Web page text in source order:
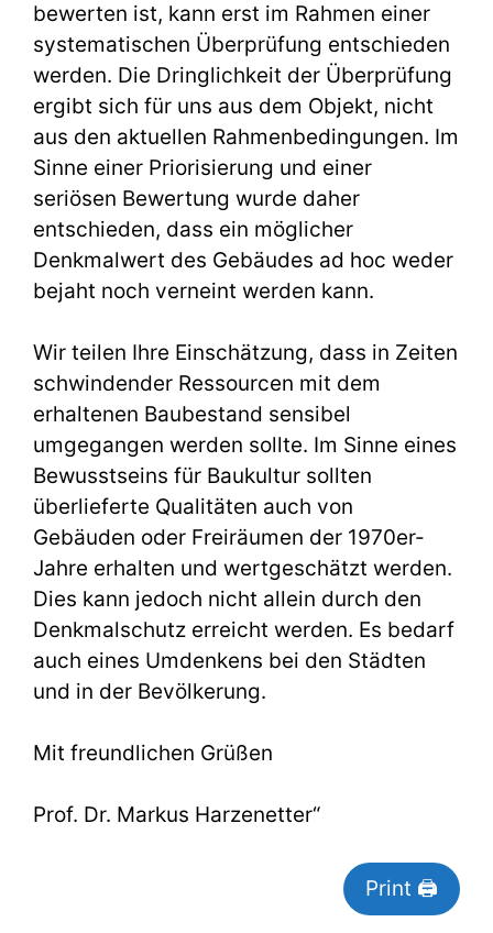
bewerten ist, kann erst im Rahmen einer
systematischen Überprüfung entschieden
werden. Die Dringlichkeit der Überprüfung
ergibt sich für uns aus dem Objekt, nicht
aus den aktuellen Rahmenbedingungen. Im
Sinne einer Priorisierung und einer
seriösen Bewertung wurde daher
entschieden, dass ein möglicher
Denkmalwert des Gebäudes ad hoc weder
bejaht noch verneint werden kann.
Wir teilen Ihre Einschätzung, dass in Zeiten
schwindender Ressourcen mit dem
erhaltenen Baubestand sensibel
umgegangen werden sollte. Im Sinne eines
Bewusstseins für Baukultur sollten
überlieferte Qualitäten auch von
Gebäuden oder Freiräumen der 1970er-
Jahre erhalten und wertgeschätzt werden.
Dies kann jedoch nicht allein durch den
Denkmalschutz erreicht werden. Es bedarf
auch eines Umdenkens bei den Städten
und in der Bevölkerung.
Mit freundlichen Grüßen
Prof. Dr. Markus Harzenetter“
Print 🖨